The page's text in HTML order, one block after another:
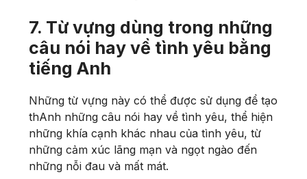
7. Từ vựng dùng trong những
câu nói hay về tình yêu bằng
tiếng Anh
Những từ vựng này có thể được sử dụng để tạo
thAnh những câu nói hay về tình yêu, thể hiện
những khía cạnh khác nhau của tình yêu, từ
những cảm xúc lãng mạn và ngọt ngào đến
những nỗi đau và mất mát.